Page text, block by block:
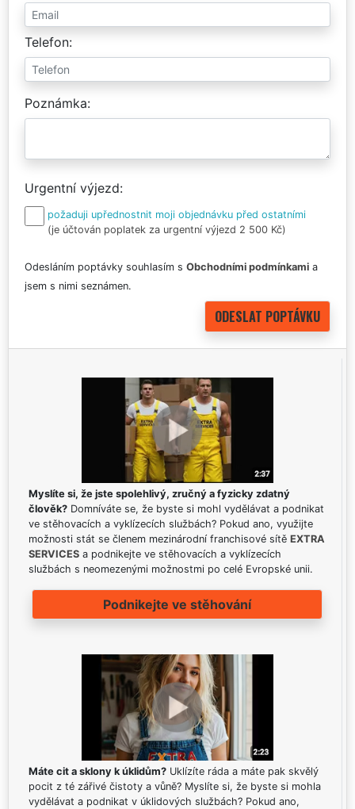
Telefon
Poznámka
Urgentní výjezd
požaduji upřednostnit moji objednávku před ostatními
(je účtován poplatek za urgentní výjezd 2 500 Kč)
Odesláním poptávky souhlasím s Obchodními podmínkami a
jsem s nimi seznámen.
Myslíte si, že jste spolehlivý, zručný a fyzicky zdatný
člověk? Domníváte se, že byste si mohl vydělávat a podnikat
ve stěhovacích a vyklízecích službách? Pokud ano, využijte
možnosti stát se členem mezinárodní franchisové sítě EXTRA
SERVICES a podnikejte ve stěhovacích a vyklízecích
službách s neomezenými možnostmi po celé Evropské unii.
Podnikejte ve stěhování
Máte cit a sklony k úklidům? Uklízíte ráda a máte pak skvělý
pocit z té zářivé čistoty a vůně? Myslíte si, že byste si mohla
vydělávat a podnikat v úklidových službách? Pokud ano,